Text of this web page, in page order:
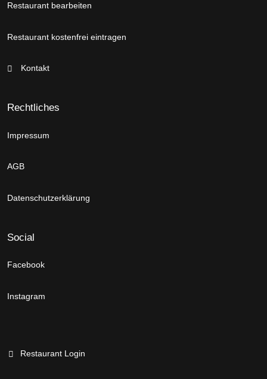
Restaurant bearbeiten
Restaurant kostenfrei eintragen
Kontakt
Rechtliches
Impressum
AGB
Datenschutzerklärung
Social
Facebook
Instagram
Restaurant Login